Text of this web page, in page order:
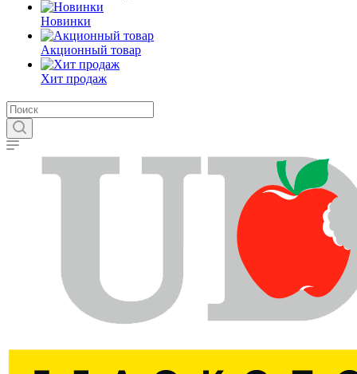
Новинки
Акционный товар
Хит продаж